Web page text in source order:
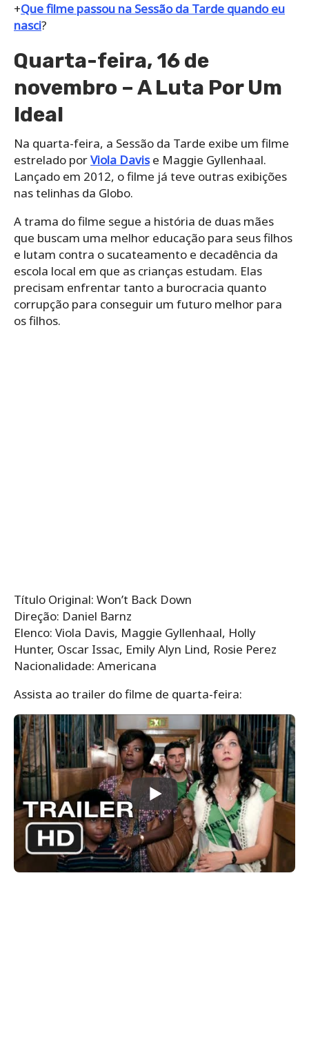
+Que filme passou na Sessão da Tarde quando eu
nasci?
Quarta-feira, 16 de
novembro – A Luta Por Um
Ideal
Na quarta-feira, a Sessão da Tarde exibe um filme
estrelado porViola Davise Maggie Gyllenhaal.
Lançado em 2012, o filme já teve outras exibições
nas telinhas da Globo.
A trama do filme segue a história de duas mães
que buscam uma melhor educação para seus filhos
e lutam contra o sucateamento e decadência da
escola local em que as crianças estudam. Elas
precisam enfrentar tanto a burocracia quanto
corrupção para conseguir um futuro melhor para
os filhos.
Título Original: Won’t Back Down
Direção: Daniel Barnz
Elenco: Viola Davis, Maggie Gyllenhaal, Holly
Hunter, Oscar Issac, Emily Alyn Lind, Rosie Perez
Nacionalidade: Americana
Assista ao trailer do filme de quarta-feira: